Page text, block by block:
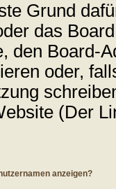
Grund
das
den Board-
oder,
(Der
anzeigen?